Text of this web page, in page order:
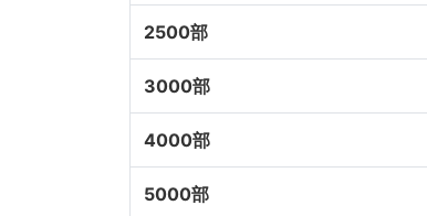
2500部
3000部
4000部
5000部